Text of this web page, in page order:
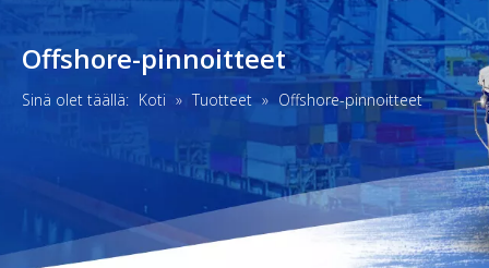
Offshore-pinnoitteet
Sinä olet täällä: Koti » Tuotteet » Offshore-pinnoitteet